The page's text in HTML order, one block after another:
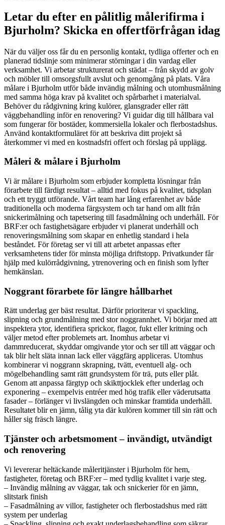
Letar du efter en pålitlig målerifirma i
Bjurholm? Skicka en offertförfrågan idag
När du väljer oss får du en personlig kontakt, tydliga offerter och en
planerad tidslinje som minimerar störningar i din vardag eller
verksamhet. Vi arbetar strukturerat och städat – från skydd av golv
och möbler till omsorgsfullt avslut och genomgång på plats. Våra
målare i Bjurholm utför både invändig målning och utomhusmålning
med samma höga krav på kvalitet och spårbarhet i materialval.
Behöver du rådgivning kring kulörer, glansgrader eller rätt
väggbehandling inför en renovering? Vi guidar dig till hållbara val
som fungerar för bostäder, kommersiella lokaler och flerbostadshus.
Använd kontaktformuläret för att beskriva ditt projekt så
återkommer vi med en kostnadsfri offert och förslag på upplägg.
Måleri & målare i Bjurholm
Vi är målare i Bjurholm som erbjuder kompletta lösningar från
förarbete till färdigt resultat – alltid med fokus på kvalitet, tidsplan
och ett tryggt utförande. Vårt team har lång erfarenhet av både
traditionella och moderna färgsystem och tar hand om allt från
snickerimålning och tapetsering till fasadmålning och underhåll. För
BRF:er och fastighetsägare erbjuder vi planerat underhåll och
renoveringsmålning som skapar en enhetlig standard i hela
beståndet. För företag ser vi till att arbetet anpassas efter
verksamhetens tider för minsta möjliga driftstopp. Privatkunder får
hjälp med kulörrådgivning, ytrenovering och en finish som lyfter
hemkänslan.
Noggrant förarbete för längre hållbarhet
Rätt underlag ger bäst resultat. Därför prioriterar vi spackling,
slipning och grundmålning med stor noggrannhet. Vi börjar med att
inspektera ytor, identifiera sprickor, flagor, fukt eller kritning och
väljer metod efter problemets art. Inomhus arbetar vi
dammreducerat, skyddar omgivande ytor och ser till att väggar och
tak blir helt släta innan lack eller väggfärg appliceras. Utomhus
kombinerar vi noggrann skrapning, tvätt, eventuell alg- och
mögelbehandling samt rätt grundsystem för trä, puts eller plåt.
Genom att anpassa färgtyp och skikttjocklek efter underlag och
exponering – exempelvis entréer med hög trafik eller väderutsatta
fasader – förlänger vi livslängden och minskar framtida underhåll.
Resultatet blir en jämn, tålig yta där kulören kommer till sin rätt och
håller sig fräsch längre.
Tjänster och arbetsmoment – invändigt, utvändigt
och renovering
Vi levererar heltäckande måleritjänster i Bjurholm för hem,
fastigheter, företag och BRF:er – med tydlig kvalitet i varje steg.
– Invändig målning av väggar, tak och snickerier för en jämn,
slitstark finish
– Fasadmålning av villor, fastigheter och flerbostadshus med rätt
system per underlag